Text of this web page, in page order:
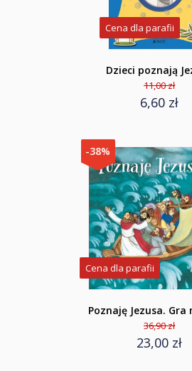
Cena dla parafii
Dzieci poznają
11,00 zł
6,60 zł
-38%
Cena dla parafii
Poznaję Jezusa. Gra
36,90 zł
23,00 zł